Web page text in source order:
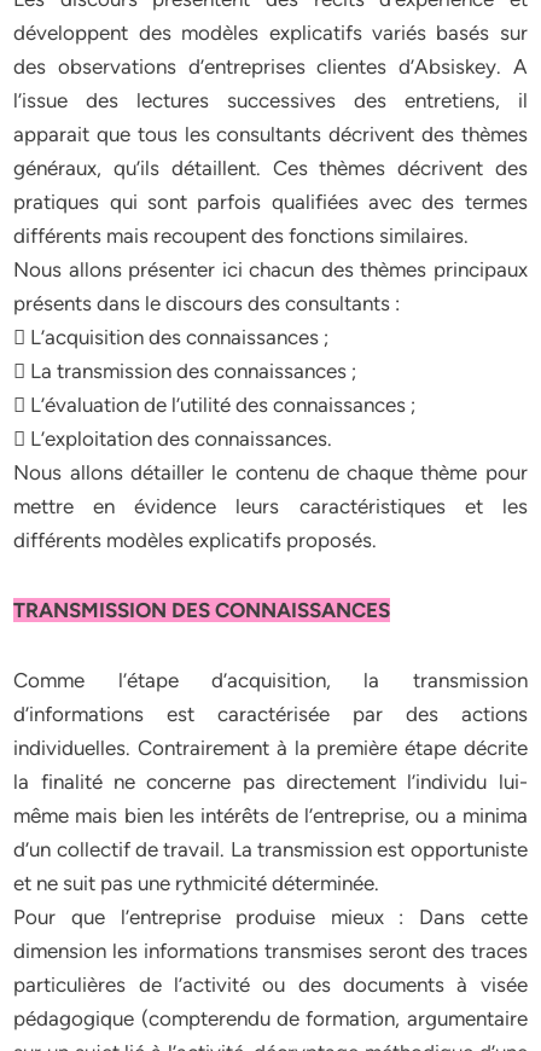
développent des modèles explicatifs variés basés sur
des observations d’entreprises clientes d’Absiskey. A
l’issue des lectures successives des entretiens, il
apparait que tous les consultants décrivent des thèmes
généraux, qu’ils détaillent. Ces thèmes décrivent des
pratiques qui sont parfois qualifiées avec des termes
différents mais recoupent des fonctions similaires.
Nous allons présenter ici chacun des thèmes principaux
présents dans le discours des consultants :
 L’acquisition des connaissances ;
 La transmission des connaissances ;
 L’évaluation de l’utilité des connaissances ;
 L’exploitation des connaissances.
Nous allons détailler le contenu de chaque thème pour
mettre en évidence leurs caractéristiques et les
différents modèles explicatifs proposés.
TRANSMISSION DES CONNAISSANCES
Comme l’étape d’acquisition, la transmission
d’informations est caractérisée par des actions
individuelles. Contrairement à la première étape décrite
la finalité ne concerne pas directement l’individu lui-
même mais bien les intérêts de l’entreprise, ou a minima
d’un collectif de travail. La transmission est opportuniste
et ne suit pas une rythmicité déterminée.
Pour que l’entreprise produise mieux : Dans cette
dimension les informations transmises seront des traces
particulières de l’activité ou des documents à visée
pédagogique (compterendu de formation, argumentaire